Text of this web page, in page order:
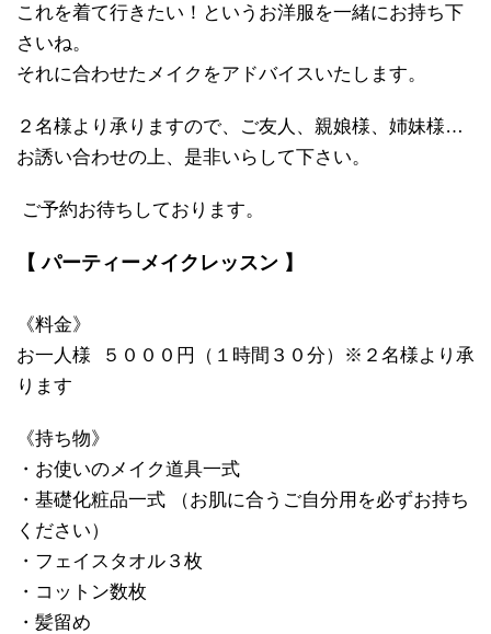
これを着て行きたい！というお洋服を一緒にお持ち下
さいね。
それに合わせたメイクをアドバイスいたします。
２名様より承りますので、ご友人、親娘様、姉妹様…
お誘い合わせの上、是非いらして下さい。
ご予約お待ちしております。
【 パーティーメイクレッスン 】
《料金》
お一人様 ５０００円（１時間３０分）※２名様より承
ります
《持ち物》
・お使いのメイク道具一式
・基礎化粧品一式 （お肌に合うご自分用を必ずお持ち
ください）
・フェイスタオル３枚
・コットン数枚
・髪留め